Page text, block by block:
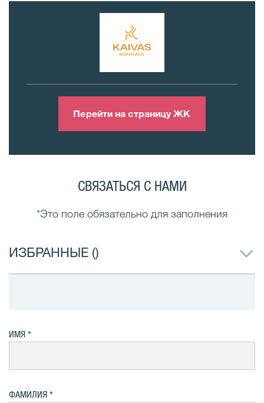
Перейти на страницу ЖК
СВЯЗАТЬСЯ С НАМИ
*Это поле обязательно для заполнения
ИЗБРАННЫЕ ()
ИМЯ
ФАМИЛИЯ